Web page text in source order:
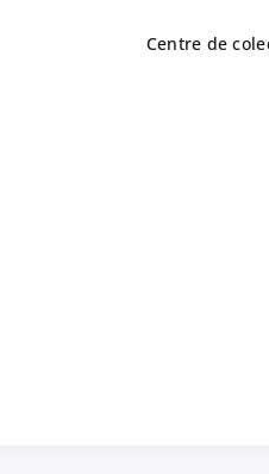
Centre de